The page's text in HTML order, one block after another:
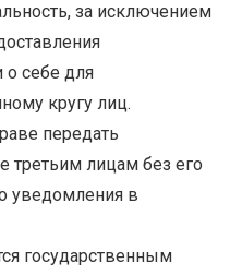
за исключением
себе для
кругу лиц.
передать
третьим лицам без его
уведомления в
государственным